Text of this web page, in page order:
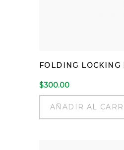
FOLDING LOCKING
$300.00
AÑADIR AL